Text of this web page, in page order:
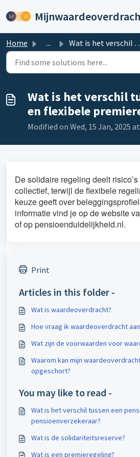
Home ... Wat is het verschil tussen solidaire en flexibele premier...
Wat is het verschil
en flexibele
Modified on Wed, 15 Jan, 2025 at
De solidaire regeling deelt
collectief, terwijl de flexibele
keuze geeft over
informatie vind je op de website
of op pensioenduidelijkheid.nl.
Print
Articles in this folder -
Wat is waardeoverdracht?
Hoe vraag ik waardeoverdracht
Wat zijn de voorwaarden voor
Waarom kan mijn
opgeschort?
You may like to read -
Wat is het verschil tussen een
pensioenverzekeraar?
Wat is de solidariteitsreserve?
Wat is een premieregeling?